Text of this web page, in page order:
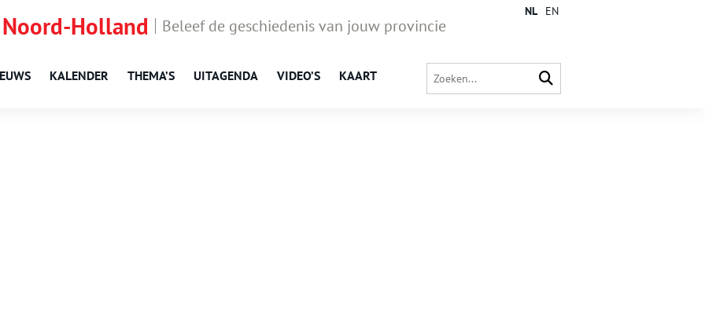
Holland Beleef de geschiedenis van jouw provincie
KALENDER THEMA’S UITAGENDA VIDEO’S KAART
NL EN